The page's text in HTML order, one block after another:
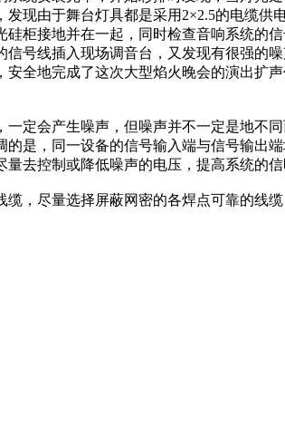
现由于舞台灯具都是采用2×2.5的电缆
柜接地并在一起，同时检查音响系统的
号线插入现场调音台，又发现有很强的
全地完成了这次大型焰火晚会的演出扩
定会产生噪声，但噪声并不一定是地不
是，同一设备的信号输入端与信号输出
去控制或降低噪声的电压，提高系统的信
，尽量选择屏蔽网密的各焊点可靠的线